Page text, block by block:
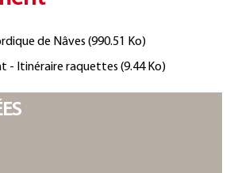
de Nâves (990.51 Ko)
- Itinéraire raquettes (9.44 Ko)